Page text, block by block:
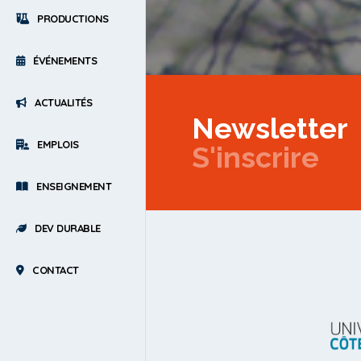
PRODUCTIONS
ÉVÉNEMENTS
ACTUALITÉS
EMPLOIS
ENSEIGNEMENT
DEV DURABLE
CONTACT
Newsletter
S'inscrire